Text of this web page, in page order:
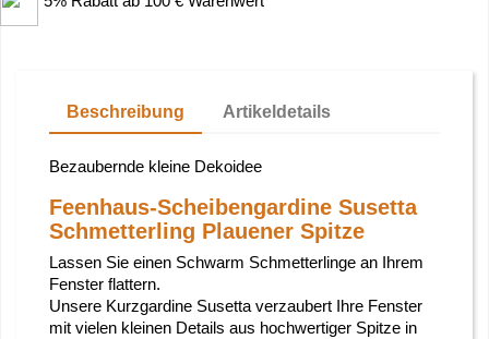
Beschreibung Artikeldetails
Bezaubernde kleine Dekoidee
Feenhaus-Scheibengardine Susetta
Schmetterling Plauener Spitze
Lassen Sie einen Schwarm Schmetterlinge an Ihrem
Fenster flattern.
Unsere Kurzgardine Susetta verzaubert Ihre Fenster
mit vielen kleinen Details aus hochwertiger Spitze in